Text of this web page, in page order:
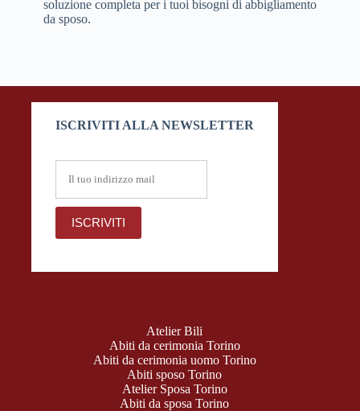
soluzione completa per i tuoi bisogni di abbigliamento
da sposo.
ISCRIVITI ALLA NEWSLETTER
Atelier Bili
Abiti da cerimonia Torino
Abiti da cerimonia uomo Torino
Abiti sposo Torino
Atelier Sposa Torino
Abiti da sposa Torino